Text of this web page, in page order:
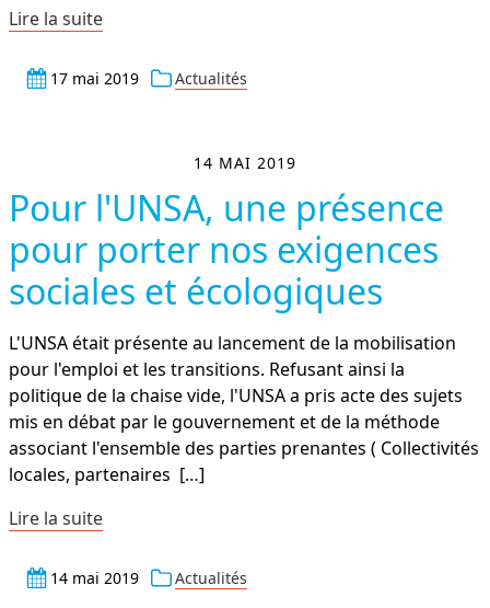
Lire la suite
17 mai 2019 Actualités
14 MAI 2019
Pour l'UNSA, une présence
pour porter nos exigences
sociales et écologiques
L'UNSA était présente au lancement de la mobilisation
pour l'emploi et les transitions. Refusant ainsi la
politique de la chaise vide, l'UNSA a pris acte des sujets
mis en débat par le gouvernement et de la méthode
associant l'ensemble des parties prenantes ( Collectivités
locales, partenaires […]
Lire la suite
14 mai 2019 Actualités